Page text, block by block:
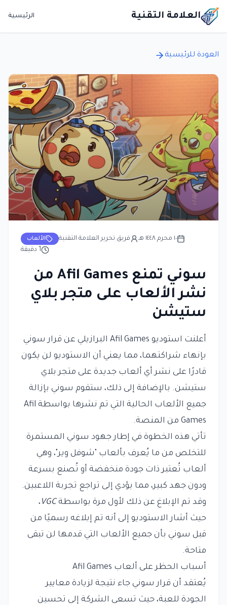
العلامة التقنية الرئيسية
العودة للرئيسية
الألعاب فريق تحرير العلامة التقنية
١٠ محرم ١٤٤٨ هـ
1 دقيقة
سوني تمنع Afil Games من
نشر الألعاب على متجر بلاي
ستيشن
أعلنت استوديو Afil Games البرازيلي عن قرار سوني
بإنهاء شراكتهما، مما يعني أن الاستوديو لن يكون
قادرًا على نشر أي ألعاب جديدة على متجر بلاي
ستيشن. بالإضافة إلى ذلك، ستقوم سوني بإزالة
جميع الألعاب الحالية التي تم نشرها بواسطة Afil
Games من المنصة.
تأتي هذه الخطوة في إطار جهود سوني المستمرة
للتخلص من ما يُعرف بألعاب "شوفل وير"، وهي
ألعاب تُعتبر ذات جودة منخفضة أو تُصنع بسرعة
ودون جهد كبير، مما يؤدي إلى تراجع تجربة اللاعبين.
وقد تم الإبلاغ عن ذلك لأول مرة بواسطةVGC ،
حيث أشار الاستوديو إلى أنه تم إبلاغه رسميًا من
قبل سوني بأن جميع الألعاب التي قدمها لن تبقى
متاحة.
أسباب الحظر على ألعاب Afil Games
يُعتقد أن قرار سوني جاء نتيجة لزيادة معايير
الجودة للعبة، حيث تسعى الشركة إلى تحسين